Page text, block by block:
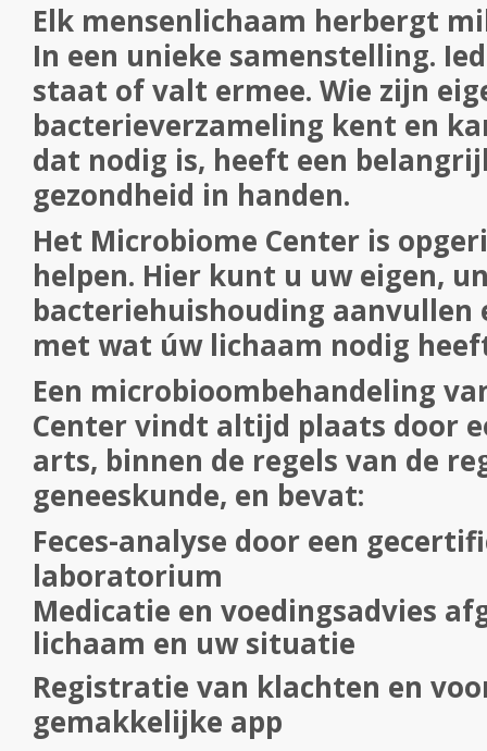
Elk mensenlichaam herbergt
In een unieke samenstelling.
staat of valt ermee. Wie zijn
bacterieverzameling kent en
dat nodig is, heeft een
gezondheid in handen.
Het Microbiome Center is
helpen. Hier kunt u uw eigen,
bacteriehuishouding aanvullen
met wat úwlichaam nodig
Een microbioombehandeling
Centervindt altijd plaats door
arts, binnen de regels van de
geneeskunde, en bevat:
Feces-analyse door een
laboratorium
Medicatie en voedingsadvies
lichaam en uw situatie
Registratie van klachten en
gemakkelijke app